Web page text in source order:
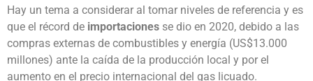
Hay un tema a considerar al tomar niveles de referencia y es
que el récord de importaciones se dio en 2020, debido a las
compras externas de combustibles y energía (US$13.000
millones) ante la caída de la producción local y por el
aumento en el precio internacional del gas licuado.